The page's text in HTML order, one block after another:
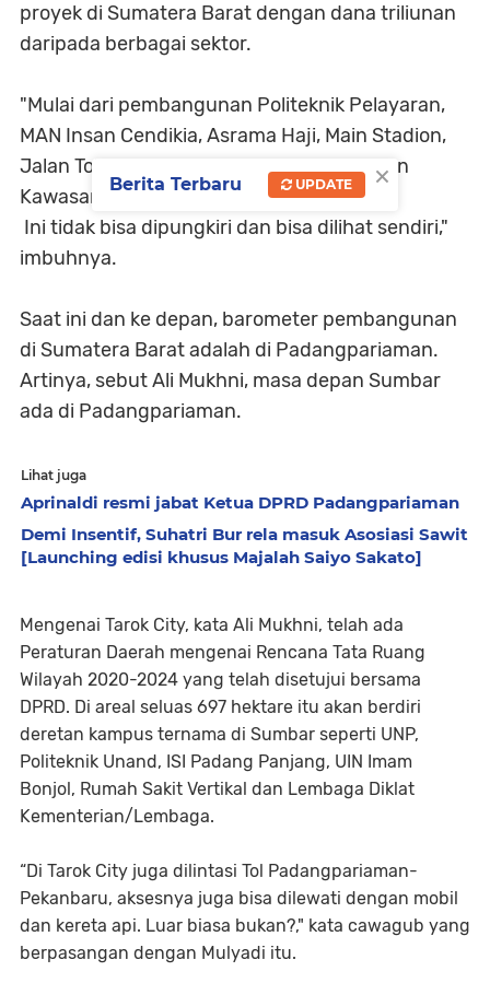
proyek di Sumatera Barat dengan dana triliunan
daripada berbagai sektor.
"Mulai dari pembangunan Politeknik Pelayaran,
MAN Insan Cendikia, Asrama Haji, Main Stadion,
Jalan Tol Padangpariaman-Pekanbaru dan
Kawasan Pendidikan terpadu Tarok City.
Ini tidak bisa dipungkiri dan bisa dilihat sendiri,"
imbuhnya.
Saat ini dan ke depan, barometer pembangunan
di Sumatera Barat adalah di Padangpariaman.
Artinya, sebut Ali Mukhni, masa depan Sumbar
ada di Padangpariaman.
Lihat juga
Aprinaldi resmi jabat Ketua DPRD Padangpariaman
Demi Insentif, Suhatri Bur rela masuk Asosiasi Sawit
[Launching edisi khusus Majalah Saiyo Sakato]
Mengenai Tarok City, kata Ali Mukhni, telah ada
Peraturan Daerah mengenai Rencana Tata Ruang
Wilayah 2020-2024 yang telah disetujui bersama
DPRD. Di areal seluas 697 hektare itu akan berdiri
deretan kampus ternama di Sumbar seperti UNP,
Politeknik Unand, ISI Padang Panjang, UIN Imam
Bonjol, Rumah Sakit Vertikal dan Lembaga Diklat
Kementerian/Lembaga.
“Di Tarok City juga dilintasi Tol Padangpariaman-
Pekanbaru, aksesnya juga bisa dilewati dengan mobil
dan kereta api. Luar biasa bukan?," kata cawagub yang
berpasangan dengan Mulyadi itu.
×
Berita Terbaru UPDATE